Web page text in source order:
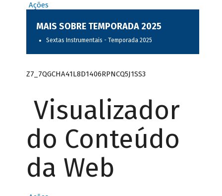
Ações
MAIS SOBRE TEMPORADA 2025
Sextas Instrumentais - Temporada 2025
Z7_7QGCHA41L8D1406RPNCQ5J1SS3
Visualizador
do Conteúdo
da Web